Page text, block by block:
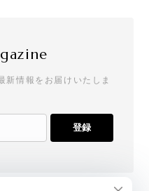
新情報をお届けいたしま
登録